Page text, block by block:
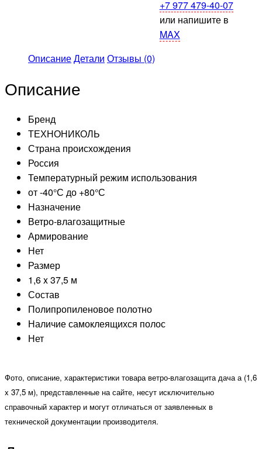
+7 977 479-40-07
или напишите в
MAX
ОписаниеДетали Отзывы (0)
Описание
Бренд
ТЕХНОНИКОЛЬ
Страна происхождения
Россия
Температурный режим использования
от -40°С до +80°С
Назначение
Ветро-влагозащитные
Армирование
Нет
Размер
1,6 x 37,5 м
Состав
Полипропиленовое полотно
Наличие самоклеящихся полос
Нет
Фото, описание, характеристики товара ветро-влагозащита дача а (1,6
x 37,5 м), представленные на сайте, несут исключительно
справочный характер и могут отличаться от заявленных в
технической документации производителя.